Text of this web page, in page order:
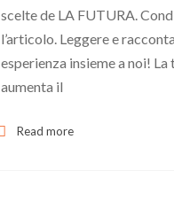
scelte de LA FUTURA.
l’articolo. Leggere e
esperienza insieme a noi!
aumenta il
Read more